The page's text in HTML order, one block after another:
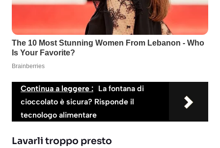
Continua a leggere : La fontana di
cioccolato è sicura? Risponde il
tecnologo alimentare
Lavarli troppo presto